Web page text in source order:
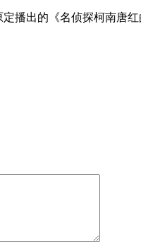
播出的《名侦探柯南唐